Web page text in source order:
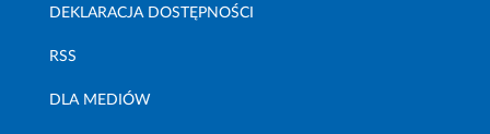
DEKLARACJA DOSTĘPNOŚCI
RSS
DLA MEDIÓW